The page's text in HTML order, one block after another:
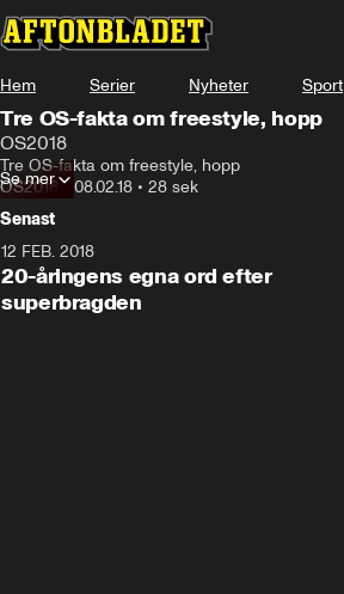
Hem Serier Nyheter Sport
Tre OS-fakta om freestyle, hopp
OS2018
Tre OS-fakta om freestyle, hopp
OS2018• 08.02.18 • 28 sek
Se mer
Senast
12 FEB. 2018
20-åringens egna ord efter
superbragden